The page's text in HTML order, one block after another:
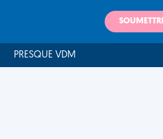
PRESQUE VDM